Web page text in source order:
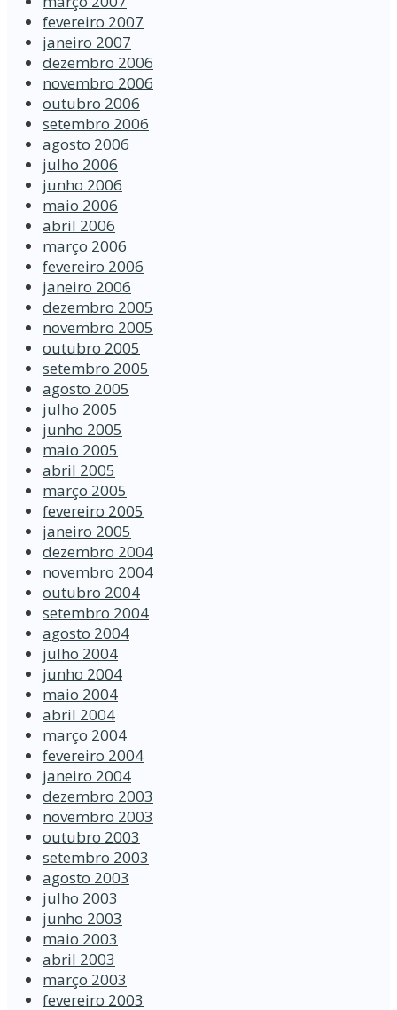
fevereiro 2007
janeiro 2007
dezembro 2006
novembro 2006
outubro 2006
setembro 2006
agosto 2006
julho 2006
junho 2006
maio 2006
abril 2006
março 2006
fevereiro 2006
janeiro 2006
dezembro 2005
novembro 2005
outubro 2005
setembro 2005
agosto 2005
julho 2005
junho 2005
maio 2005
abril 2005
março 2005
fevereiro 2005
janeiro 2005
dezembro 2004
novembro 2004
outubro 2004
setembro 2004
agosto 2004
julho 2004
junho 2004
maio 2004
abril 2004
março 2004
fevereiro 2004
janeiro 2004
dezembro 2003
novembro 2003
outubro 2003
setembro 2003
agosto 2003
julho 2003
junho 2003
maio 2003
abril 2003
março 2003
fevereiro 2003